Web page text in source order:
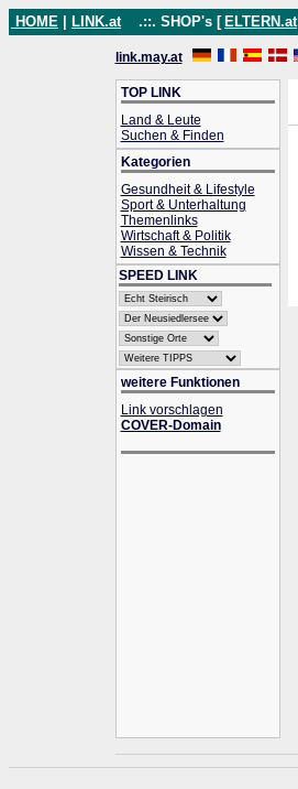
HOME LINK.at .::. SHOP's [ ELTERN.at
link.may.at
TOP LINK
Land & Leute
Suchen & Finden
Kategorien
Gesundheit & Lifestyle
Sport & Unterhaltung
Themenlinks
Wirtschaft & Politik
Wissen & Technik
SPEED LINK
weitere Funktionen
Link vorschlagen
COVER-Domain